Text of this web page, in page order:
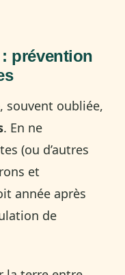
prévention
souvent oubliée,
. En ne
(ou d’autres
et
année après
de